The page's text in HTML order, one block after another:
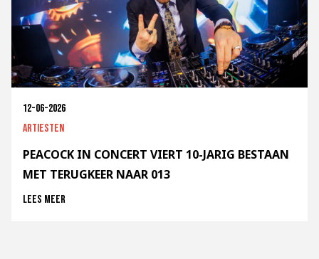
12-06-2026
Artiesten
PEACOCK IN CONCERT VIERT 10-JARIG BESTAAN
MET TERUGKEER NAAR 013
Lees meer